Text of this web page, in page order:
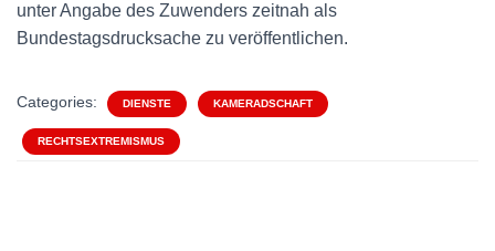
unter Angabe des Zuwenders zeitnah als
Bundestagsdrucksache zu veröffentlichen.
Categories: DIENSTE KAMERADSCHAFT
RECHTSEXTREMISMUS